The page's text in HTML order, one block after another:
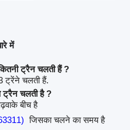
में
ट्रैन चलती हैं ?
ट्रेंने चलती हैं.
ट्रैन चलती है ?
बीच है
जिसका चलने का समय है